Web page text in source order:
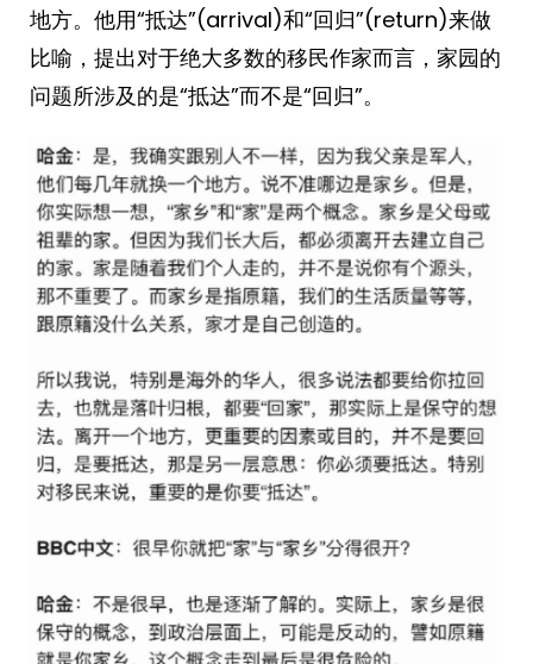
地方。他用“抵达”(arrival)和“回归”(return)来做
比喻，提出对于绝大多数的移民作家而言，家园的
问题所涉及的是“抵达”而不是“回归”。 ​​​